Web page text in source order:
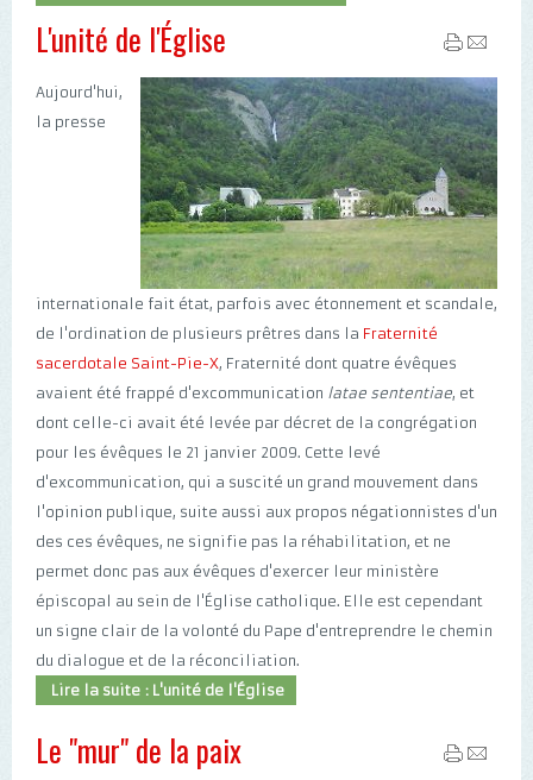
L'unité de l'Église
Aujourd'hui,
la presse
internationale fait état, parfois avec étonnement et scandale,
de l'ordination de plusieurs prêtres dans la Fraternité
sacerdotale Saint-Pie-X, Fraternité dont quatre évêques
avaient été frappé d'excommunication latae sententiae, et
dont celle-ci avait été levée par décret de la congrégation
pour les évêques le 21 janvier 2009. Cette levé
d'excommunication, qui a suscité un grand mouvement dans
l'opinion publique, suite aussi aux propos négationnistes d'un
des ces évêques, ne signifie pas la réhabilitation, et ne
permet donc pas aux évêques d'exercer leur ministère
épiscopal au sein de l'Église catholique. Elle est cependant
un signe clair de la volonté du Pape d'entreprendre le chemin
du dialogue et de la réconciliation.
Lire la suite : L'unité de l'Église
Le "mur" de la paix